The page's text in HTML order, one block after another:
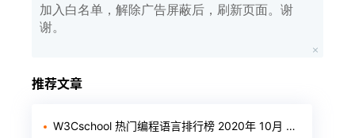
加入白名单，解除广告屏蔽后，刷新页面。谢
谢。
推荐文章
W3Cschool 热门编程语言排行榜 2020年 10月 TOP10